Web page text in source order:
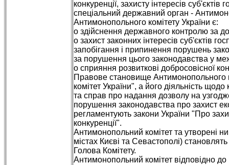
конкуренції, захисту інтересів
спеціальний державний орган -
Антимонопольного комітету України є:
o здійснення державного контролю за
o захист законних інтересів суб'єктів
запобігання і припинення порушень
за порушення цього законодавства у
o сприяння розвиткові добросовісної
Правове становище Антимонопольного
комітет України", а його діяльність
та справ про надання дозволу на
порушення законодавства про захист
регламентують закони України "Про
конкуренції".
Антимонопольний комітет та утворені
містах Києві та Севастополі)
Голова Комітету.
Антимонопольний комітет відповідно